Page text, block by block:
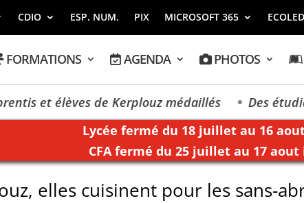
CDIO ESP. NUM. PIX MICROSOFT 365
FORMATIONS AGENDA PHOTOS
Kerplouz médaillés Des étudiants de
Lycée fermé du 18 juillet au 16
CFA fermé du 25 juillet au 17 aout
elles cuisinent pour les sans-